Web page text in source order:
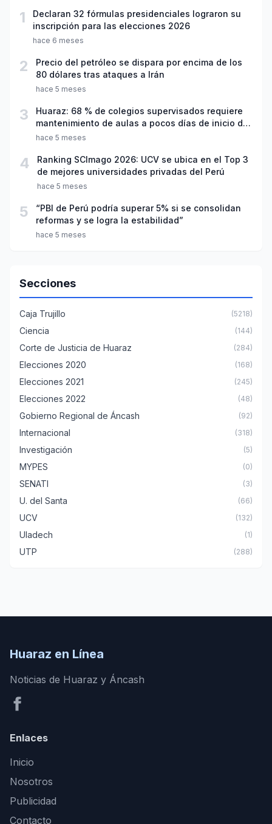
1
Declaran 32 fórmulas presidenciales lograron su
inscripción para las elecciones 2026
hace 6 meses
2
Precio del petróleo se dispara por encima de los
80 dólares tras ataques a Irán
hace 5 meses
3
Huaraz: 68 % de colegios supervisados requiere
mantenimiento de aulas a pocos días de inicio del
año escolar 2026
hace 5 meses
4
Ranking SCImago 2026: UCV se ubica en el Top 3
de mejores universidades privadas del Perú
hace 5 meses
5
“PBI de Perú podría superar 5% si se consolidan
reformas y se logra la estabilidad”
hace 5 meses
Secciones
Caja Trujillo (5218)
Ciencia (144)
Corte de Justicia de Huaraz (284)
Elecciones 2020 (168)
Elecciones 2021 (245)
Elecciones 2022 (48)
Gobierno Regional de Áncash (92)
Internacional (318)
Investigación (5)
MYPES (0)
SENATI (3)
U. del Santa (66)
UCV (132)
Uladech (1)
UTP (288)
Huaraz en Línea
Noticias de Huaraz y Áncash
Enlaces
Inicio
Nosotros
Publicidad
Contacto